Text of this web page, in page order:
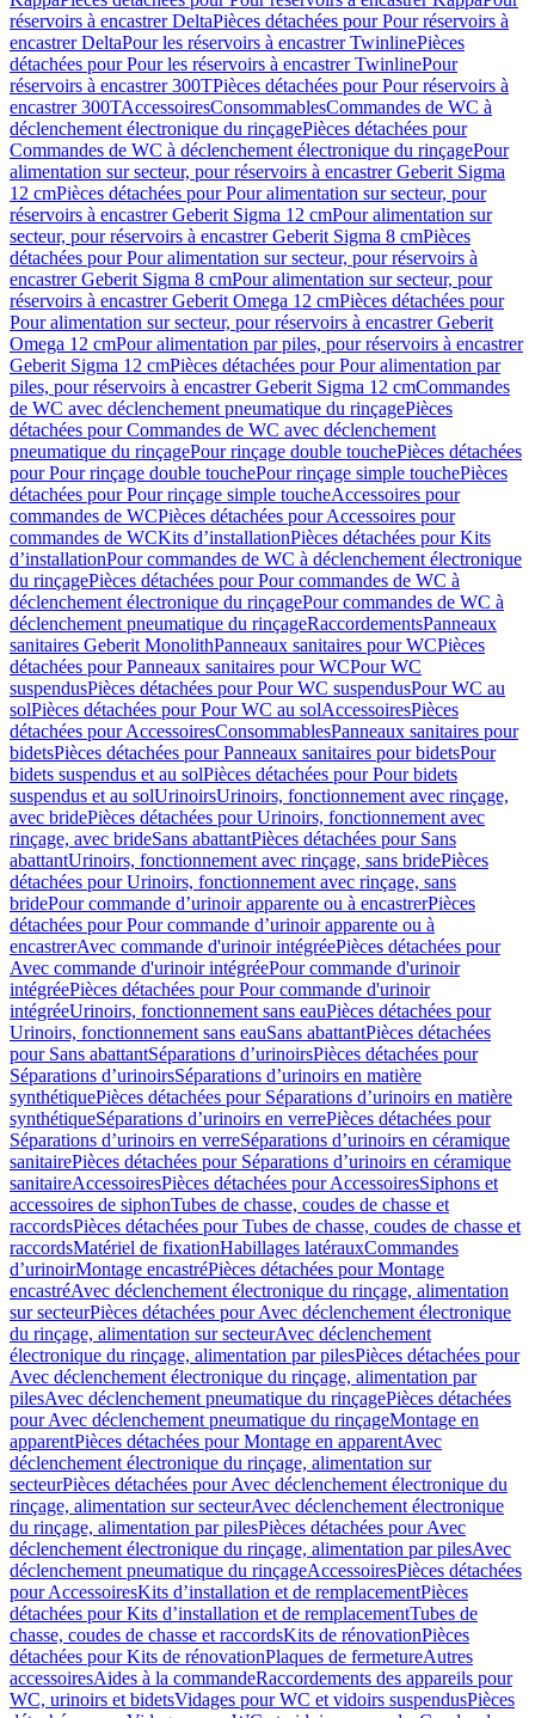
réservoirs à encastrer DeltaPièces détachées pour Pour réservoirs à
encastrer DeltaPour les réservoirs à encastrer TwinlinePièces
détachées pour Pour les réservoirs à encastrer TwinlinePour
réservoirs à encastrer 300TPièces détachées pour Pour réservoirs à
encastrer 300TAccessoiresConsommablesCommandes de WC à
déclenchement électronique du rinçagePièces détachées pour
Commandes de WC à déclenchement électronique du rinçagePour
alimentation sur secteur, pour réservoirs à encastrer Geberit Sigma
12 cmPièces détachées pour Pour alimentation sur secteur, pour
réservoirs à encastrer Geberit Sigma 12 cmPour alimentation sur
secteur, pour réservoirs à encastrer Geberit Sigma 8 cmPièces
détachées pour Pour alimentation sur secteur, pour réservoirs à
encastrer Geberit Sigma 8 cmPour alimentation sur secteur, pour
réservoirs à encastrer Geberit Omega 12 cmPièces détachées pour
Pour alimentation sur secteur, pour réservoirs à encastrer Geberit
Omega 12 cmPour alimentation par piles, pour réservoirs à encastrer
Geberit Sigma 12 cmPièces détachées pour Pour alimentation par
piles, pour réservoirs à encastrer Geberit Sigma 12 cmCommandes
de WC avec déclenchement pneumatique du rinçagePièces
détachées pour Commandes de WC avec déclenchement
pneumatique du rinçagePour rinçage double touchePièces détachées
pour Pour rinçage double touchePour rinçage simple touchePièces
détachées pour Pour rinçage simple toucheAccessoires pour
commandes de WCPièces détachées pour Accessoires pour
commandes de WCKits d’installationPièces détachées pour Kits
d’installationPour commandes de WC à déclenchement électronique
du rinçagePièces détachées pour Pour commandes de WC à
déclenchement électronique du rinçagePour commandes de WC à
déclenchement pneumatique du rinçageRaccordementsPanneaux
sanitaires Geberit MonolithPanneaux sanitaires pour WCPièces
détachées pour Panneaux sanitaires pour WCPour WC
suspendusPièces détachées pour Pour WC suspendusPour WC au
solPièces détachées pour Pour WC au solAccessoiresPièces
détachées pour AccessoiresConsommablesPanneaux sanitaires pour
bidetsPièces détachées pour Panneaux sanitaires pour bidetsPour
bidets suspendus et au solPièces détachées pour Pour bidets
suspendus et au solUrinoirsUrinoirs, fonctionnement avec rinçage,
avec bridePièces détachées pour Urinoirs, fonctionnement avec
rinçage, avec brideSans abattantPièces détachées pour Sans
abattantUrinoirs, fonctionnement avec rinçage, sans bridePièces
détachées pour Urinoirs, fonctionnement avec rinçage, sans
bridePour commande d’urinoir apparente ou à encastrerPièces
détachées pour Pour commande d’urinoir apparente ou à
encastrerAvec commande d'urinoir intégréePièces détachées pour
Avec commande d'urinoir intégréePour commande d'urinoir
intégréePièces détachées pour Pour commande d'urinoir
intégréeUrinoirs, fonctionnement sans eauPièces détachées pour
Urinoirs, fonctionnement sans eauSans abattantPièces détachées
pour Sans abattantSéparations d’urinoirsPièces détachées pour
Séparations d’urinoirsSéparations d’urinoirs en matière
synthétiquePièces détachées pour Séparations d’urinoirs en matière
synthétiqueSéparations d’urinoirs en verrePièces détachées pour
Séparations d’urinoirs en verreSéparations d’urinoirs en céramique
sanitairePièces détachées pour Séparations d’urinoirs en céramique
sanitaireAccessoiresPièces détachées pour AccessoiresSiphons et
accessoires de siphonTubes de chasse, coudes de chasse et
raccordsPièces détachées pour Tubes de chasse, coudes de chasse et
raccordsMatériel de fixationHabillages latérauxCommandes
dʼurinoirMontage encastréPièces détachées pour Montage
encastréAvec déclenchement électronique du rinçage, alimentation
sur secteurPièces détachées pour Avec déclenchement électronique
du rinçage, alimentation sur secteurAvec déclenchement
électronique du rinçage, alimentation par pilesPièces détachées pour
Avec déclenchement électronique du rinçage, alimentation par
pilesAvec déclenchement pneumatique du rinçagePièces détachées
pour Avec déclenchement pneumatique du rinçageMontage en
apparentPièces détachées pour Montage en apparentAvec
déclenchement électronique du rinçage, alimentation sur
secteurPièces détachées pour Avec déclenchement électronique du
rinçage, alimentation sur secteurAvec déclenchement électronique
du rinçage, alimentation par pilesPièces détachées pour Avec
déclenchement électronique du rinçage, alimentation par pilesAvec
déclenchement pneumatique du rinçageAccessoiresPièces détachées
pour AccessoiresKits d’installation et de remplacementPièces
détachées pour Kits d’installation et de remplacementTubes de
chasse, coudes de chasse et raccordsKits de rénovationPièces
détachées pour Kits de rénovationPlaques de fermetureAutres
accessoiresAides à la commandeRaccordements des appareils pour
WC, urinoirs et bidetsVidages pour WC et vidoirs suspendusPièces